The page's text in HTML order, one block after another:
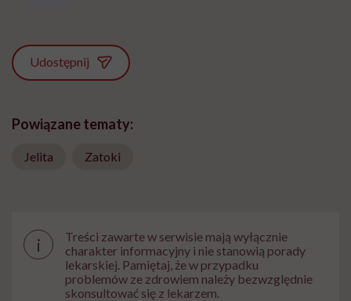
Udostępnij
Powiązane tematy:
Jelita Zatoki
i
Treści zawarte w serwisie mają wyłącznie
charakter informacyjny i nie stanowią porady
lekarskiej. Pamiętaj, że w przypadku
problemów ze zdrowiem należy bezwzględnie
skonsultować się z lekarzem.